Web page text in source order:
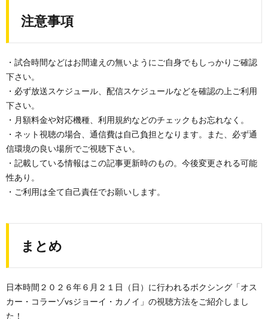
注意事項
・試合時間などはお間違えの無いようにご自身でもしっかりご確認
下さい。
・必ず放送スケジュール、配信スケジュールなどを確認の上ご利用
下さい。
・月額料金や対応機種、利用規約などのチェックもお忘れなく。
・ネット視聴の場合、通信費は自己負担となります。また、必ず通
信環境の良い場所でご視聴下さい。
・記載している情報はこの記事更新時のもの。今後変更される可能
性あり。
・ご利用は全て自己責任でお願いします。
まとめ
日本時間２０２６年６月２１日（日）に行われるボクシング「オス
カー・コラーゾvsジョーイ・カノイ」の視聴方法をご紹介しまし
た！